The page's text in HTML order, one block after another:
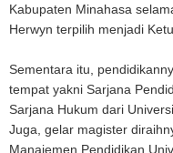
Kabupaten Minahasa
Herwyn terpilih menjadi
Sementara itu,
tempat yakni Sarjana
Sarjana Hukum dari
Juga, gelar magister
Manajemen Pendidikan